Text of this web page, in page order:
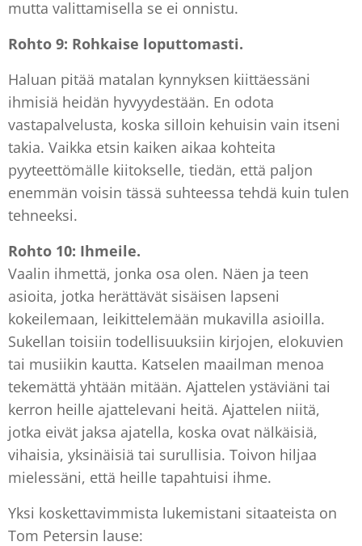
mutta valittamisella se ei onnistu.
Rohto 9: Rohkaise loputtomasti.
Haluan pitää matalan kynnyksen kiittäessäni
ihmisiä heidän hyvyydestään. En odota
vastapalvelusta, koska silloin kehuisin vain itseni
takia. Vaikka etsin kaiken aikaa kohteita
pyyteettömälle kiitokselle, tiedän, että paljon
enemmän voisin tässä suhteessa tehdä kuin tulen
tehneeksi.
Rohto 10: Ihmeile.
Vaalin ihmettä, jonka osa olen. Näen ja teen
asioita, jotka herättävät sisäisen lapseni
kokeilemaan, leikittelemään mukavilla asioilla.
Sukellan toisiin todellisuuksiin kirjojen, elokuvien
tai musiikin kautta. Katselen maailman menoa
tekemättä yhtään mitään. Ajattelen ystäviäni tai
kerron heille ajattelevani heitä. Ajattelen niitä,
jotka eivät jaksa ajatella, koska ovat nälkäisiä,
vihaisia, yksinäisiä tai surullisia. Toivon hiljaa
mielessäni, että heille tapahtuisi ihme.
Yksi koskettavimmista lukemistani sitaateista on
Tom Petersin lause: